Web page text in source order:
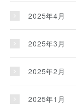
2025年4月
2025年3月
2025年2月
2025年1月